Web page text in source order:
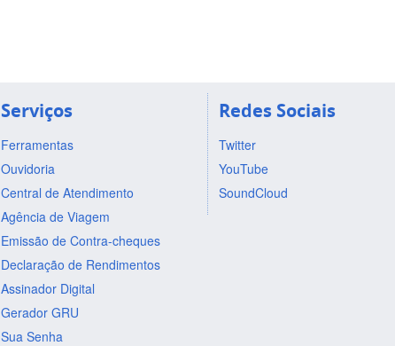
Serviços
Ferramentas
Ouvidoria
Central de Atendimento
Agência de Viagem
Emissão de Contra-cheques
Declaração de Rendimentos
Assinador Digital
Gerador GRU
Sua Senha
Redes Sociais
Twitter
YouTube
SoundCloud